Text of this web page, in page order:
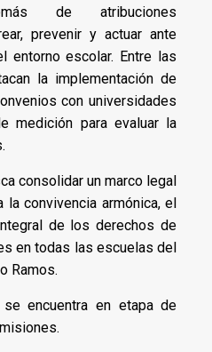
de atribuciones
prevenir y actuar ante
entorno escolar. Entre las
la implementación de
con universidades
medición para evaluar la
consolidar un marco legal
convivencia armónica, el
de los derechos de
en todas las escuelas del
Ramos.
encuentra en etapa de